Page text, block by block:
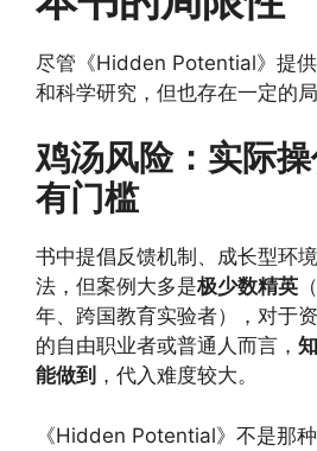
尽管《Hidden Potential》提
和科学研究，但也存在一定的局
鸡汤风险：实际
有门槛
书中提倡反馈机制、成长型环
法，但案例大多是极少数精英
年、跨国教育实验者），对于
的自由职业者或普通人而言，
能做到 ，代入难度较大。
《Hidden Potential》不是那